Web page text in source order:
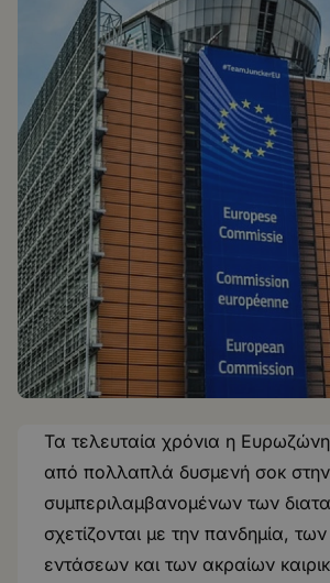
Τα τελευταία χρόνια η Ευρωζώνη
από πολλαπλά δυσμενή σοκ
συμπεριλαμβανομένων των
σχετίζονται με την πανδημία,
εντάσεων και των ακραίων